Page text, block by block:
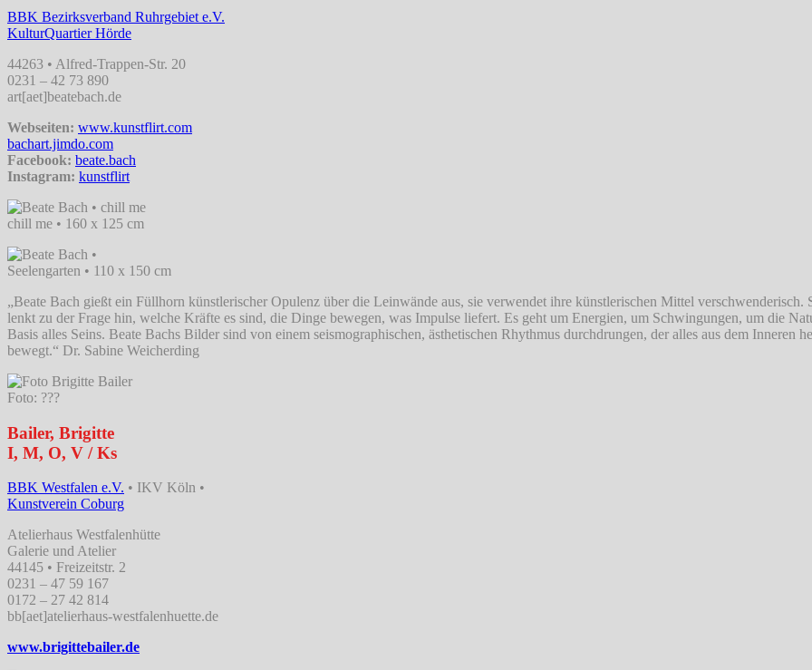
BBK Bezirksverband Ruhrgebiet e.V.
KulturQuartier Hörde
44263 • Alfred-Trappen-Str. 20
0231 – 42 73 890
art[aet]beatebach.de
Webseiten: www.kunstflirt.com
bachart.jimdo.com
Facebook: beate.bach
Instagram: kunstflirt
chill me • 160 x 125 cm
Seelengarten • 110 x 150 cm
„Beate Bach gießt ein Füllhorn künstlerischer Opulenz über die Leinwände aus, sie verwendet ihre künstlerischen Mittel verschwenderisch.
lenkt zu der Frage hin, welche Kräfte es sind, die Dinge bewegen, was Impulse liefert. Es geht um Energien, um Schwingungen, um die
Basis alles Seins. Beate Bachs Bilder sind von einem seismographischen, ästhetischen Rhythmus durchdrungen, der alles aus dem Inneren
bewegt.“ Dr. Sabine Weicherding
Foto: ???
Bailer, Brigitte
I, M, O, V / Ks
BBK Westfalen e.V. • IKV Köln •
Kunstverein Coburg
Atelierhaus Westfalenhütte
Galerie und Atelier
44145 • Freizeitstr. 2
0231 – 47 59 167
0172 – 27 42 814
bb[aet]atelierhaus-westfalenhuette.de
www.brigittebailer.de